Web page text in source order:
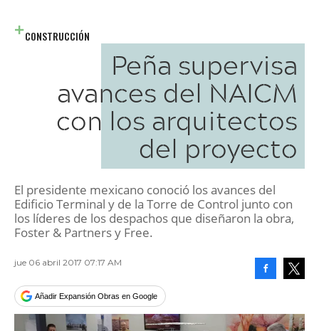
CONSTRUCCIÓN
Peña supervisa
avances del NAICM
con los arquitectos
del proyecto
El presidente mexicano conoció los avances del
Edificio Terminal y de la Torre de Control junto con
los líderes de los despachos que diseñaron la obra,
Foster & Partners y Free.
jue 06 abril 2017 07:17 AM
Añadir Expansión Obras en Google